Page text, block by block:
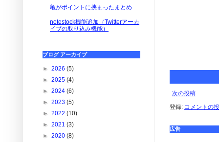
次の投稿
登録: コメントの
広告
亀がポイントに挟まったまとめ
notestock機能追加（Twitterアーカ
イブの取り込み機能）
ブログ アーカイブ
► 2026 (5)
► 2025 (4)
► 2024 (6)
► 2023 (5)
► 2022 (10)
► 2021 (3)
► 2020 (8)